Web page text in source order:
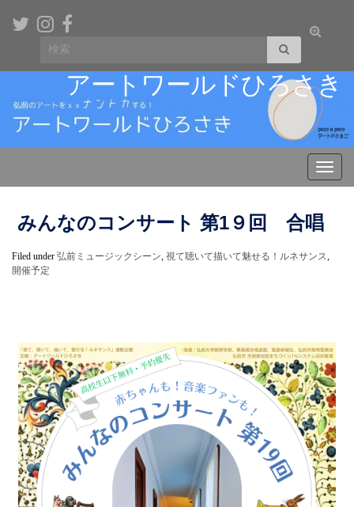
Toggle
form
Search for:
アートワールドひろさき
みんなのコンサート 第1９回 合唱
Filed under 弘前ミュージックシーン, 視て聴いて描いて魅せる！ルネサンス,
開催予定